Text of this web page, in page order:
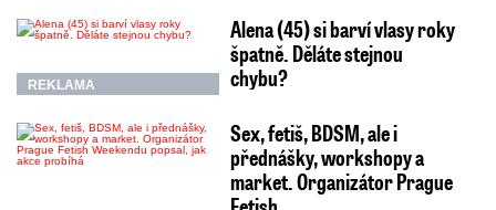
REKLAMA
Alena (45) si barví vlasy roky
špatně. Děláte stejnou
chybu?
Sex, fetiš, BDSM, ale i
přednášky, workshopy a
market. Organizátor Prague